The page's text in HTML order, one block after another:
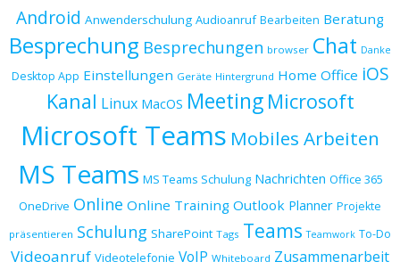
Android Anwenderschulung Audioanruf Bearbeiten Beratung
Besprechung Besprechungen browser Chat Danke
Desktop App Einstellungen Geräte Hintergrund Home Office iOS
Kanal Linux MacOS Meeting Microsoft
Microsoft Teams Mobiles Arbeiten
MS Teams MS Teams Schulung Nachrichten Office 365
OneDrive Online Online Training Outlook Planner Projekte
präsentieren Schulung SharePoint Tags Teams Teamwork To-Do
Videoanruf Videotelefonie VoIP Whiteboard Zusammenarbeit